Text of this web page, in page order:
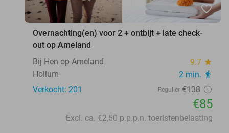
favorite_border
Overnachting(en) voor 2 + ontbijt + late check-
out op Ameland
Bij Hen op Ameland
9.7 star
Hollum 2 min. directions_walk
Verkocht: 201 Regulier €138
€85
Excl. ca. €2,50 p.p.p.n. toeristenbelasting